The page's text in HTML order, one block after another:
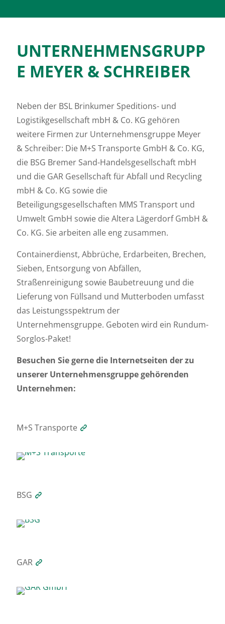
UNTERNEHMENSGRUPP
E MEYER & SCHREIBER
Neben der BSL Brinkumer Speditions- und
Logistikgesellschaft mbH & Co. KG gehören
weitere Firmen zur Unternehmensgruppe Meyer
& Schreiber: Die M+S Transporte GmbH & Co. KG,
die BSG Bremer Sand-Handelsgesellschaft mbH
und die GAR Gesellschaft für Abfall und Recycling
mbH & Co. KG sowie die
Beteiligungsgesellschaften MMS Transport und
Umwelt GmbH sowie die Altera Lägerdorf GmbH &
Co. KG. Sie arbeiten alle eng zusammen.
Containerdienst, Abbrüche, Erdarbeiten, Brechen,
Sieben, Entsorgung von Abfällen,
Straßenreinigung sowie Baubetreuung und die
Lieferung von Füllsand und Mutterboden umfasst
das Leistungsspektrum der
Unternehmensgruppe. Geboten wird ein Rundum-
Sorglos-Paket!
Besuchen Sie gerne die Internetseiten der zu
unserer Unternehmensgruppe gehörenden
Unternehmen:
M+S Transporte
BSG
GAR